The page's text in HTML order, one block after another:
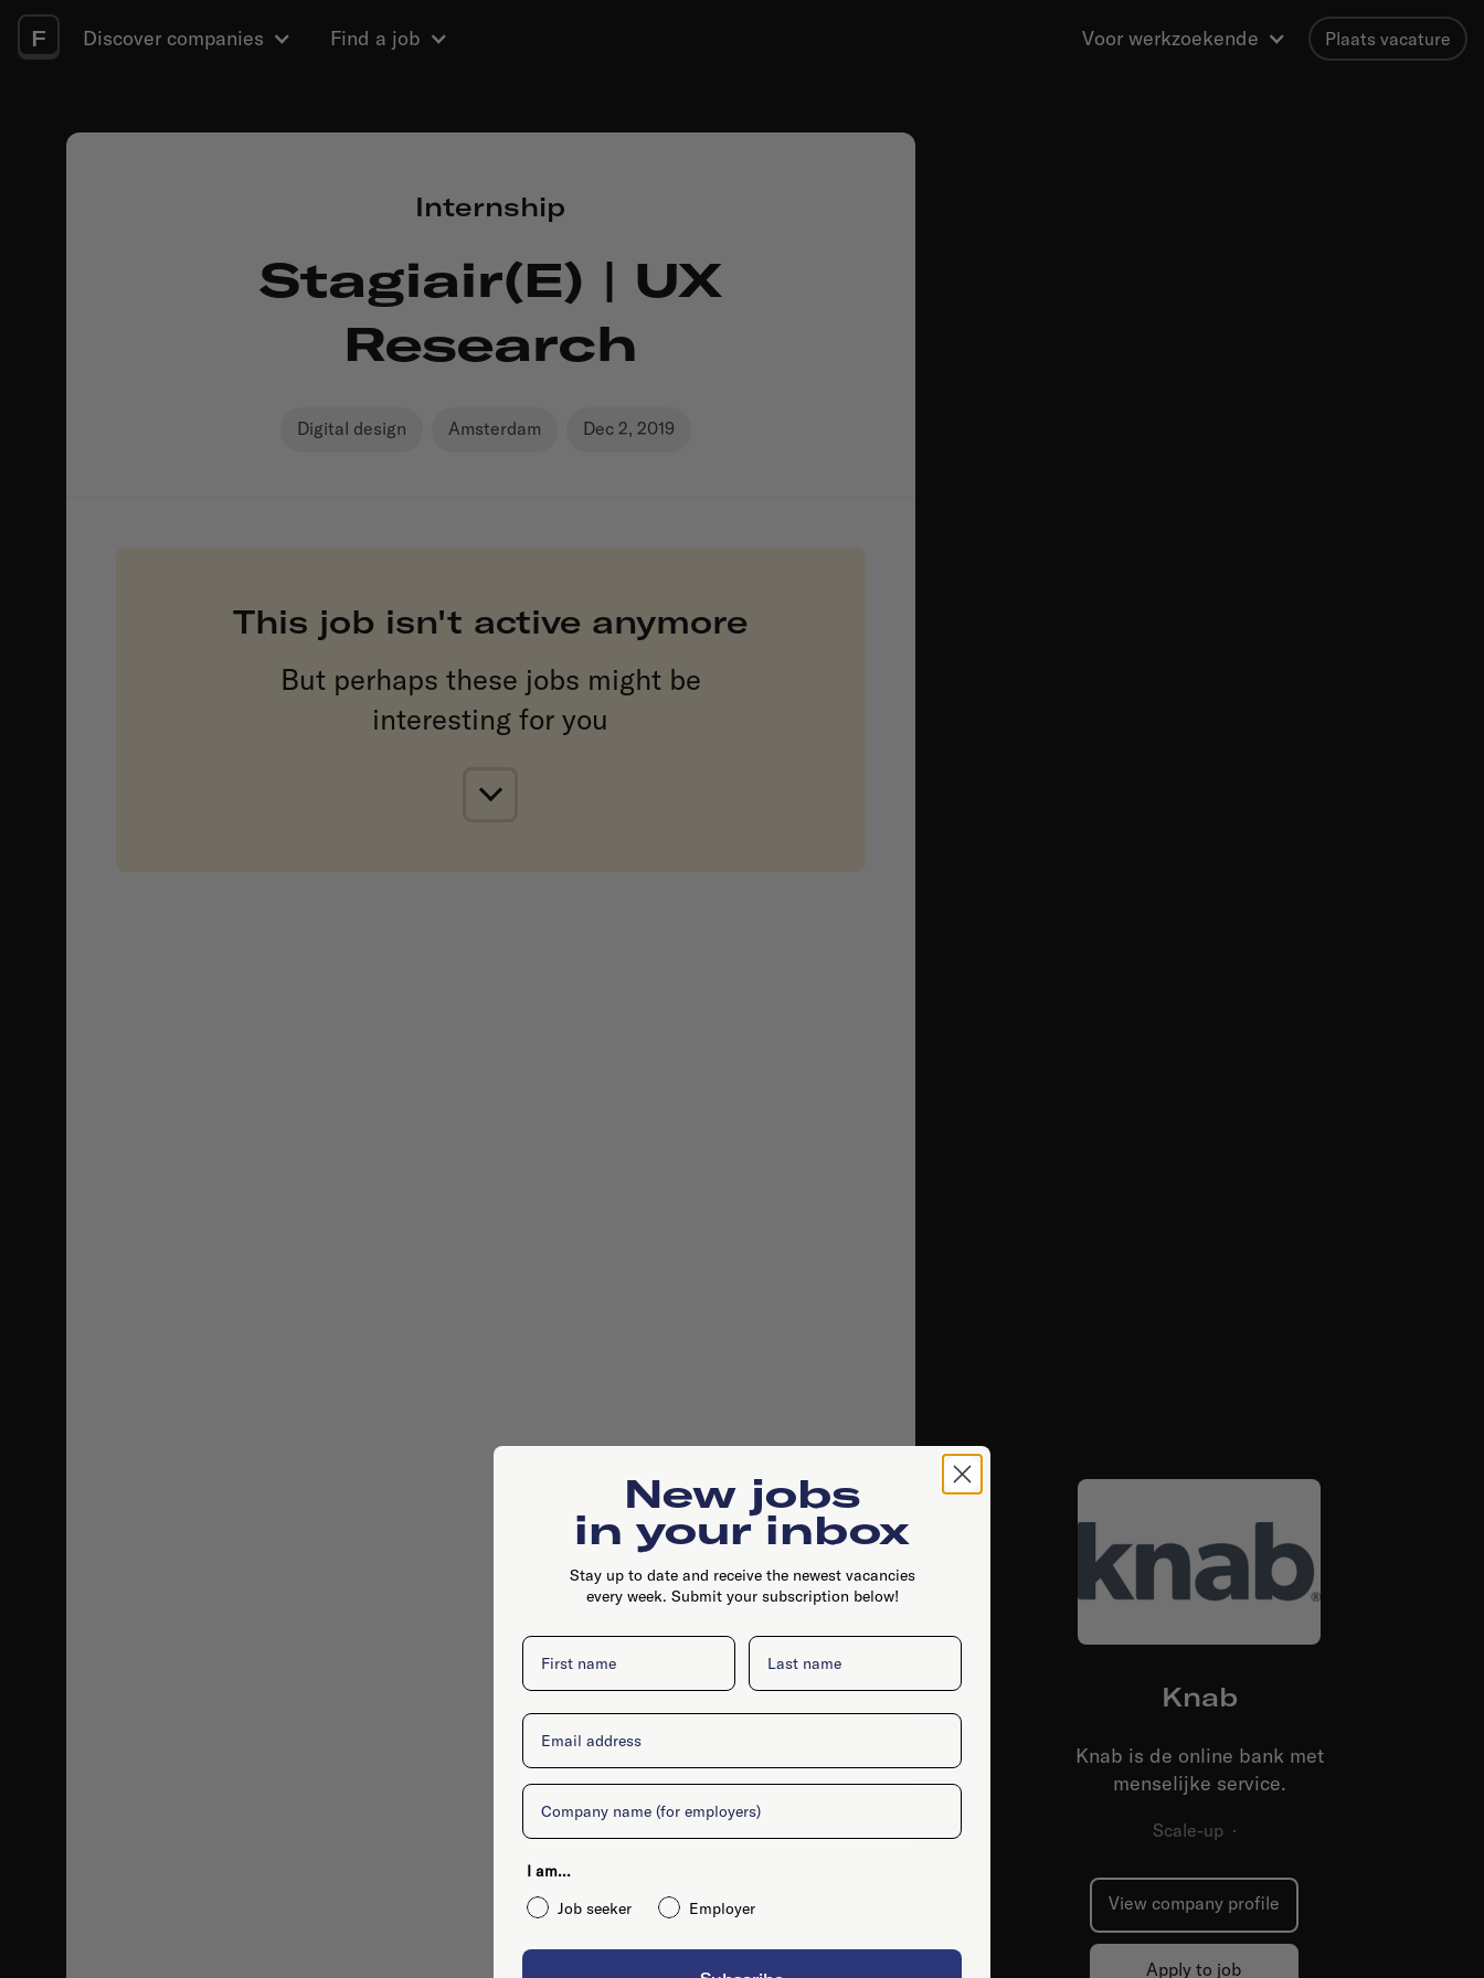
F Discover companies Find a job Voor werkzoekende Plaats vacature
Knab
Knab is de online bank met
menselijke service.
Scale-up ·
View company profile
Apply to job
Internship
Stagiair(e) | UX
Research
Digital design Amsterdam Dec 2, 2019
This job isn't active anymore
But perhaps these jobs might be
interesting for you
New jobs
in your inbox
Stay up to date and receive the newest vacancies
every week. Submit your subscription below!
First name Last name
Email
Company
I am...
Job seeker
Employer